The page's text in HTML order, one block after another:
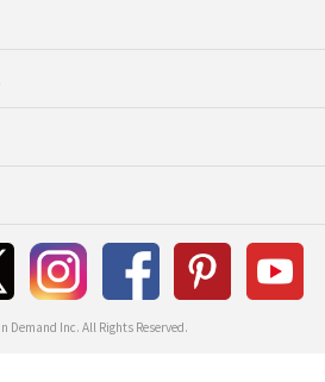
Demand Inc. All Rights Reserved.